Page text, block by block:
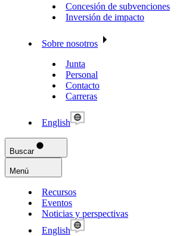
Concesión de subvenciones
Inversión de impacto
Sobre nosotros
Junta
Personal
Contacto
Carreras
English
Buscar
Menú
Recursos
Eventos
Noticias y perspectivas
English